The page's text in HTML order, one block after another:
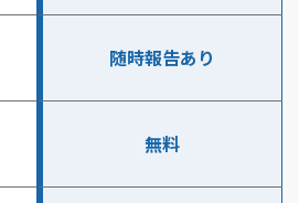
随時報告あり
無料